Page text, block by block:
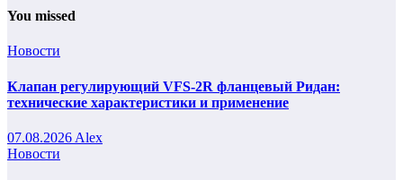
You missed
Новости
Клапан регулирующий VFS-2R фланцевый Ридан:
технические характеристики и применение
07.08.2026 Alex
Новости